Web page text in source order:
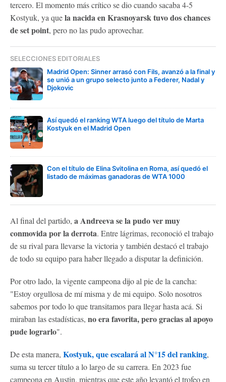
tercero. El momento más crítico se dio cuando sacaba 4-5
Kostyuk, ya quela nacida en Krasnoyarsk tuvo dos chances
de set point, pero no las pudo aprovechar.
SELECCIONES EDITORIALES
Madrid Open: Sinner arrasó con Fils, avanzó a la final y
se unió a un grupo selecto junto a Federer, Nadal y
Djokovic
Así quedó el ranking WTA luego del título de Marta
Kostyuk en el Madrid Open
Con el título de Elina Svitolina en Roma, así quedó el
listado de máximas ganadoras de WTA 1000
Al final del partido, a Andreeva se la pudo ver muy
conmovida por la derrota. Entre lágrimas, reconoció el trabajo
de su rival para llevarse la victoria y también destacó el trabajo
de todo su equipo para haber llegado a disputar la definición.
Por otro lado, la vigente campeona dijo al pie de la cancha:
"Estoy orgullosa de mí misma y de mi equipo. Solo nosotros
sabemos por todo lo que transitamos para llegar hasta acá. Si
miraban las estadísticas, no era favorita, pero gracias al apoyo
pude lograrlo".
De esta manera, Kostyuk, que escalará al N°15 del ranking,
suma su tercer título a lo largo de su carrera. En 2023 fue
campeona en Austin, mientras que este año levantó el trofeo en